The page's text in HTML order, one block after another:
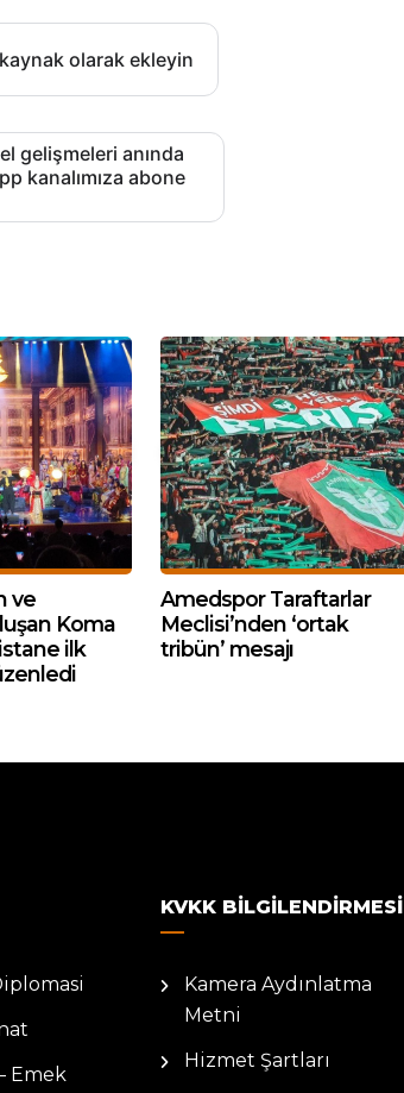
olarak ekleyin
gelişmeleri anında
kanalımıza abone
ve
Koma
ilk
Amedspor Taraftarlar
Meclisi’nden ‘ortak
tribün’ mesajı
Emek
KVKK BILGILENDIRMESI
Kamera Aydınlatma
Metni
Hizmet Şartları